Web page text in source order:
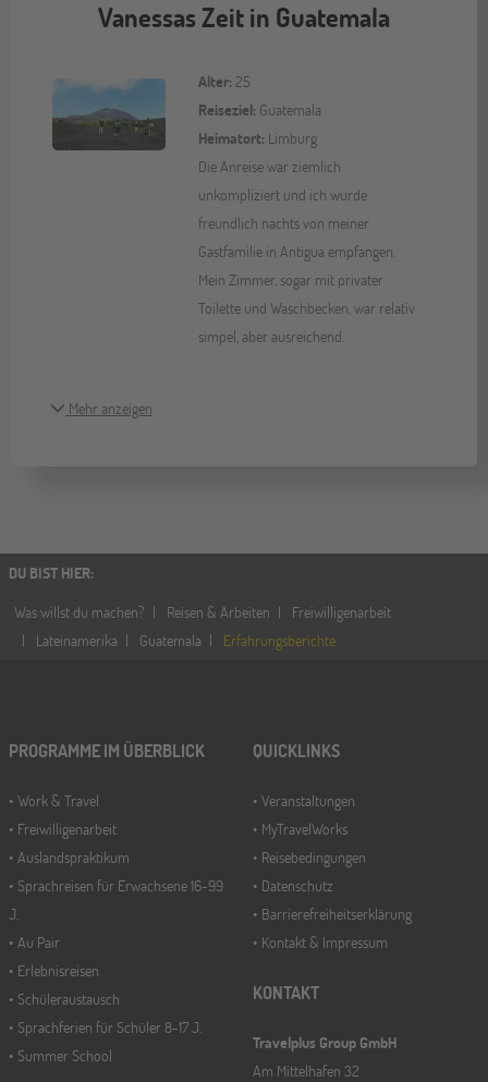
Vanessas Zeit in Guatemala
Alter: 25
Reiseziel: Guatemala
Heimatort: Limburg
Die Anreise war ziemlich
unkompliziert und ich wurde
freundlich nachts von meiner
Gastfamilie in Antigua empfangen.
Mein Zimmer, sogar mit privater
Toilette und Waschbecken, war relativ
simpel, aber ausreichend.
Mehr anzeigen
DU BIST HIER:
Was willst du machen?
Reisen & Arbeiten
Freiwilligenarbeit
Lateinamerika
Guatemala Erfahrungsberichte
PROGRAMME IM ÜBERBLICK
Work & Travel
Freiwilligenarbeit
Auslandspraktikum
Sprachreisen für Erwachsene 16-99
J.
Au Pair
Erlebnisreisen
Schüleraustausch
Sprachferien für Schüler 8-17 J.
Summer School
QUICKLINKS
Veranstaltungen
MyTravelWorks
Reisebedingungen
Datenschutz
Barrierefreiheitserklärung
Kontakt & Impressum
KONTAKT
Travelplus Group GmbH
Am Mittelhafen 32